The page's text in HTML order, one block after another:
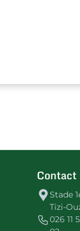
Contact
Stade
Tizi-
026 11